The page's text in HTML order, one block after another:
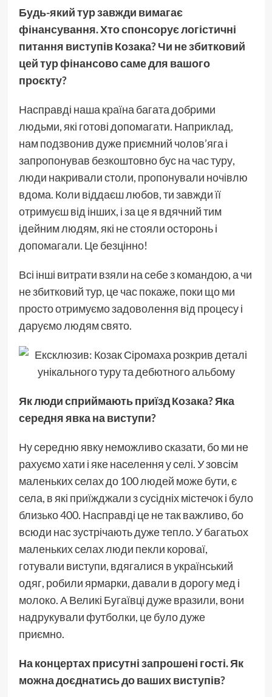
Будь-який тур завжди вимагає
фінансування. Хто спонсорує логістичні
питання виступів Козака? Чи не збитковий
цей тур фінансово саме для вашого
проєкту?
Насправді наша країна багата добрими
людьми, які готові допомагати. Наприклад,
нам подзвонив дуже приємний чолов’яга і
запропонував безкоштовно бус на час туру,
люди накривали столи, пропонували ночівлю
вдома. Коли віддаєш любов, ти завжди її
отримуєш від інших, і за це я вдячний тим
ідейним людям, які не стояли осторонь і
допомагали. Це безцінно!
Всі інші витрати взяли на себе з командою, а чи
не збитковий тур, це час покаже, поки що ми
просто отримуємо задоволення від процесу і
даруємо людям свято.
Як люди сприймають приїздКозака? Яка
середня явка на виступи?
Ну середню явку неможливо сказати, бо ми не
рахуємо хати і яке населення у селі. У зовсім
маленьких селах до 100 людей може бути, є
села, в які приїжджали з сусідніх містечок і було
близько 400. Насправді це не так важливо, бо
всюди нас зустрічають дуже тепло. У багатьох
маленьких селах люди пекли короваї,
готували виступи, вдягалися в український
одяг, робили ярмарки, давали в дорогу мед і
молоко. А Великі Бугаївці дуже вразили, вони
надрукували футболки, це було дуже
приємно.
На концертах присутні запрошені гості. Як
можна доєднатись до ваших виступів?